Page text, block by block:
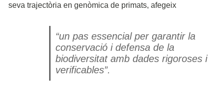
seva trajectòria en genòmica de primats, afegeix
“un pas essencial per garantir la
conservació i defensa de la
biodiversitat amb dades rigoroses i
verificables”.